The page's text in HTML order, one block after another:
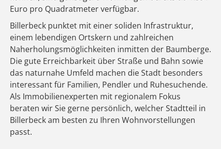
Euro pro Quadratmeter verfügbar.
Billerbeck punktet mit einer soliden Infrastruktur,
einem lebendigen Ortskern und zahlreichen
Naherholungsmöglichkeiten inmitten der Baumberge.
Die gute Erreichbarkeit über Straße und Bahn sowie
das naturnahe Umfeld machen die Stadt besonders
interessant für Familien, Pendler und Ruhesuchende.
Als Immobilienexperten mit regionalem Fokus
beraten wir Sie gerne persönlich, welcher Stadtteil in
Billerbeck am besten zu Ihren Wohnvorstellungen
passt.